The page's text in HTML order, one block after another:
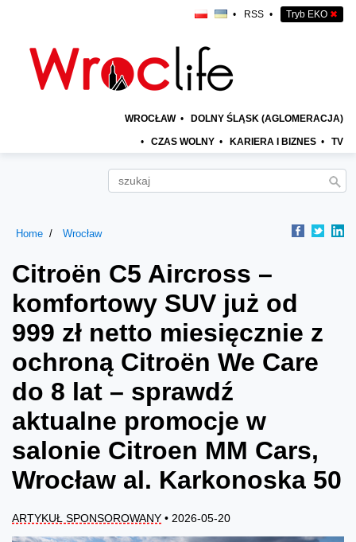
• RSS • Tryb EKO ✖
WROCŁAW • DOLNY ŚLĄSK (AGLOMERACJA)
• CZAS WOLNY • KARIERA I BIZNES • TV
Home Wrocław
Citroën C5 Aircross –
komfortowy SUV już od
999 zł netto miesięcznie z
ochroną Citroën We Care
do 8 lat – sprawdź
aktualne promocje w
salonie Citroen MM Cars,
Wrocław al. Karkonoska 50
ARTYKUŁ SPONSOROWANY • 2026-05-20